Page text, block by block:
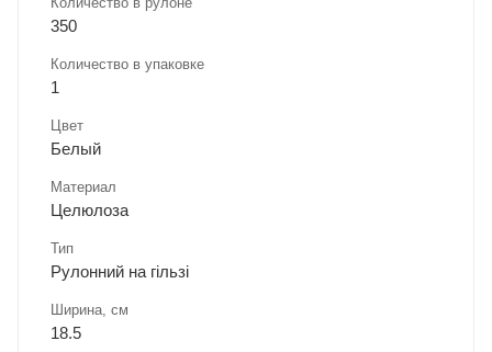
350
Количество в упаковке
1
Цвет
Белый
Материал
Целюлоза
Тип
Рулонний на гільзі
Ширина, cм
18.5